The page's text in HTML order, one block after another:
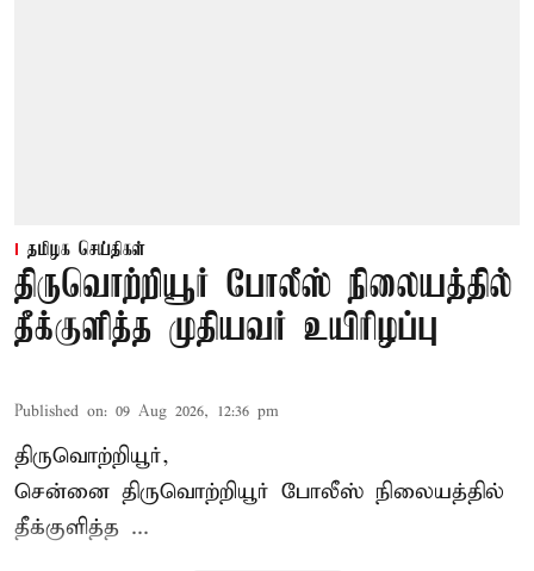
தமிழக செய்திகள்
திருவொற்றியூர் போலீஸ் நிலையத்தில்
தீக்குளித்த முதியவர் உயிரிழப்பு
Published on: 09 Aug 2026, 12:36 pm
திருவொற்றியூர்,
சென்னை திருவொற்றியூர் போலீஸ் நிலையத்தில்
தீக்குளித்த ...